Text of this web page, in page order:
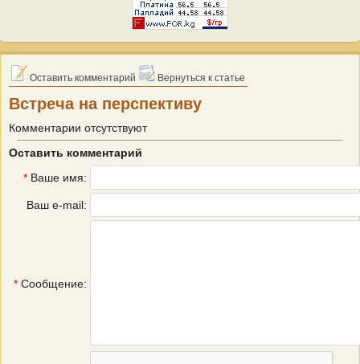
Оставить комментарий Вернуться к статье
Встреча на перспективу
Комментарии отсутствуют
Оставить комментарий
* Ваше имя:
Ваш e-mail:
* Сообщение: